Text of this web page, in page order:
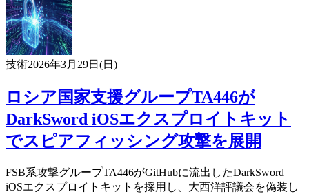
技術2026年3月29日(日)
ロシア国家支援グループTA446が
DarkSword iOSエクスプロイトキット
でスピアフィッシング攻撃を展開
FSB系攻撃グループTA446がGitHubに流出したDarkSword
iOSエクスプロイトキットを採用し、大西洋評議会を偽装し